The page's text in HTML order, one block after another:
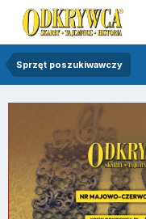
Sprzęt poszukiwawczy